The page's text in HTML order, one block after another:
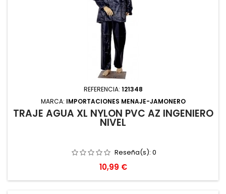
REFERENCIA: 121348
MARCA: IMPORTACIONES MENAJE-JAMONERO
TRAJE AGUA XL NYLON PVC AZ INGENIERO
NIVEL
Reseña(s): 0
Precio
10,99 €